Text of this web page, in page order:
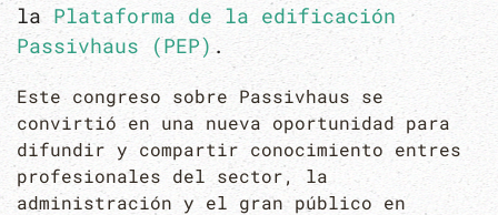
la Plataforma de la edificación
Passivhaus (PEP).
Este congreso sobre Passivhaus se
convirtió en una nueva oportunidad para
difundir y compartir conocimiento entres
profesionales del sector, la
administración y el gran público en